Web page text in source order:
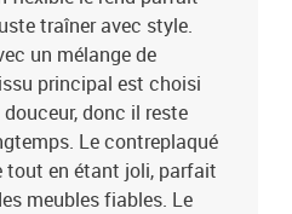
63 x 67 x 94 cm (L x l x
de siège: 49 cmHauteur du
requis:
Chaise relaxanteEAN:
vidaXL
traîner avec style.
un mélange de
principal est choisi
donc il reste
Le contreplaqué
tout en étant joli, parfait
meubles fiables. Le